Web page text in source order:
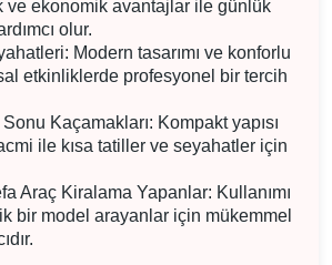
ve ekonomik avantajlar ile günlük
olur.
Modern tasarımı ve konforlu
etkinliklerde profesyonel bir tercih
Kompakt yapısı
ile kısa tatiller ve seyahatler için
Kiralama Yapanlar: Kullanımı
bir model arayanlar için mükemmel